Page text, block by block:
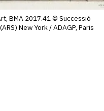
BMA 2017.41 © Successió
New York / ADAGP, Paris